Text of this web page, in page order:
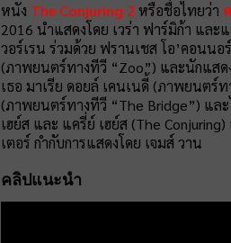
หนัง The Conjuring 2 หรือชื่อไทยว่า
2016 นำแสดงโดย เวร่า ฟาร์มิก้า แล
วอร์เรน ร่วมด้วย ฟรานเชส โอ’คอนน
(ภาพยนตร์ทางทีวี “Zoo”) และนักแส
เธอ มาเรีย ดอยล์ เคนเนดี้ (ภาพยนตร์
(ภาพยนตร์ทางทีวี “The Bridge”) แล
เฮย์ส และ แครี่ย์ เฮย์ส (The
เตอร์ กำกับการแสดงโดย เจมส์ วาน
คลิปแนะนำ